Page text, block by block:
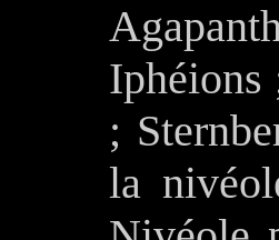
Iphéions
;
la